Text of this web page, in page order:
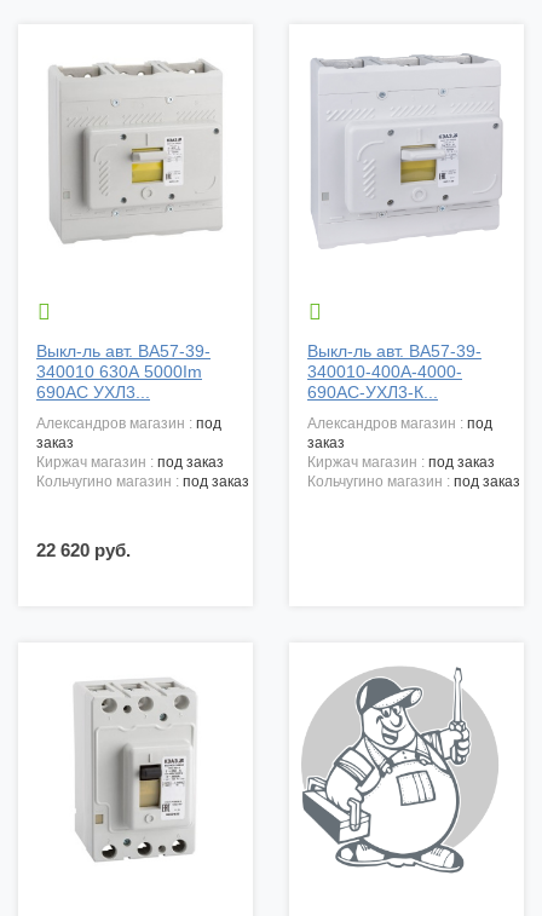

Выкл-ль авт. ВА57-39-
340010 630А 5000Im
690AC УХЛ3...
александров магазин : под
заказ
киржач магазин : под заказ
кольчугино магазин : под заказ
22 620 руб.

Выкл-ль авт. ВА57-39-
340010-400А-4000-
690AC-УХЛ3-К...
александров магазин : под
заказ
киржач магазин : под заказ
кольчугино магазин : под заказ